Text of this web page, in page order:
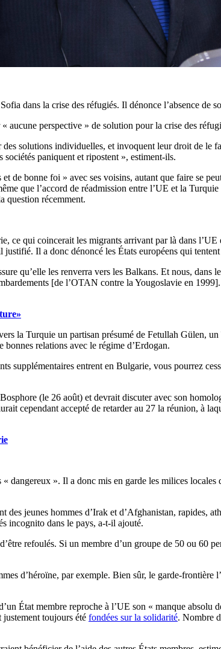
dans la crise des réfugiés. Il dénonce l’absence de
aucune perspective » de solution pour la crise des
solutions individuelles, et invoquent leur droit de le
sociétés paniquent et ripostent », estiment-ils.
de bonne foi » avec ses voisins, autant que faire se
que l’accord de réadmission entre l’UE et la
question récemment.
ce qui coincerait les migrants arrivant par là dans
Il a donc dénoncé les États européens qui
qu’elle les renverra vers les Balkans. Et nous, dans
[de l’OTAN contre la Yougoslavie en
la Turquie un partisan présumé de Fetullah Gülen,
relations avec le régime d’Erdogan.
supplémentaires entrent en Bulgarie, vous pourrez
(le 26 août) et devrait discuter avec son
cependant accepté de retarder au 27 la réunion, à
dangereux ». Il a donc mis en garde les milices
jeunes hommes d’Irak et d’Afghanistan, rapides,
incognito dans le pays, a-t-il ajouté.
refoulés. Si un membre d’un groupe de 50 ou 60
d’héroïne, par exemple. Bien sûr, le garde-frontière
État membre reproche à l’UE son « manque
toujours été fondées sur la solidarité. Nombre